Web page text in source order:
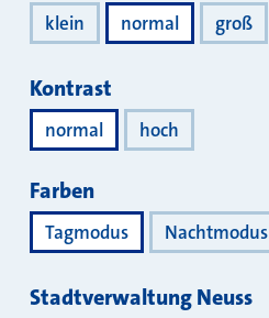
klein normal groß
Kontrast
normal hoch
Farben
Tagmodus Nachtmodus
Stadtverwaltung Neuss